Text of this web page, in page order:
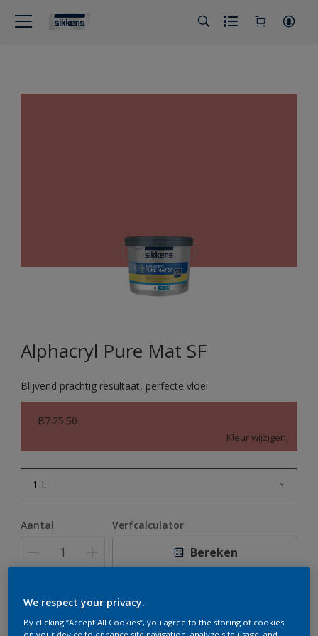
Alphacryl Pure Mat SF
Blijvend prachtig resultaat, perfecte vloei
B7.25.50
Kleur wijzigen
1 L
Aantal Verfcalculator
Bereken
Op dit moment is het niet mogelijk dit product online
te bestellen. Houd de website in de gaten, we werken
We respect your privacy.
By clicking “Accept All Cookies”, you agree to the storing of cookies
on your device to enhance site navigation, analyze site usage, and